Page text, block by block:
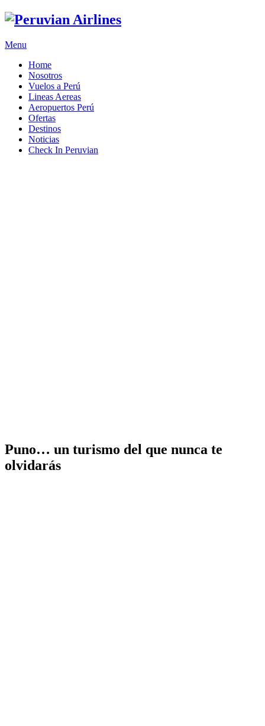
Menu
Home
Nosotros
Vuelos a Perú
Lineas Aereas
Aeropuertos Perú
Ofertas
Destinos
Noticias
Check In Peruvian
Puno… un turismo del que nunca te
olvidarás